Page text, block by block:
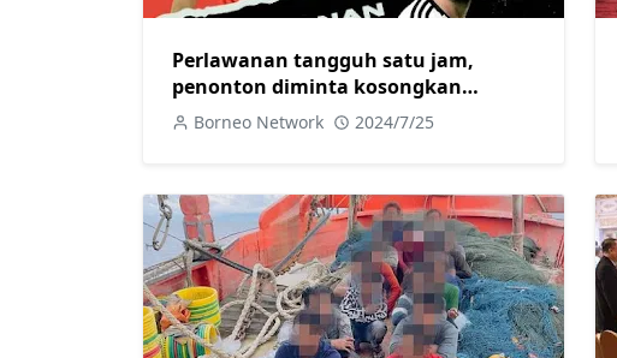
Perlawanan tangguh satu jam,
penonton diminta kosongkan
stadium, Maghribi aibkan Argentina
2-1
Borneo Network 2024/7/25